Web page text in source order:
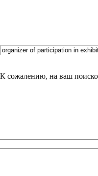
К сожалению, на ваш